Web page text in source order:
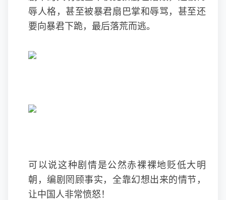
辱人格，甚至被暴君扇巴掌和辱骂，甚至还
要向暴君下跪，最后落荒而逃。
可以说这种剧情是公然赤裸裸地贬低大明
朝，编剧罔顾事实，全靠幻想出来的情节，
让中国人非常愤怒！